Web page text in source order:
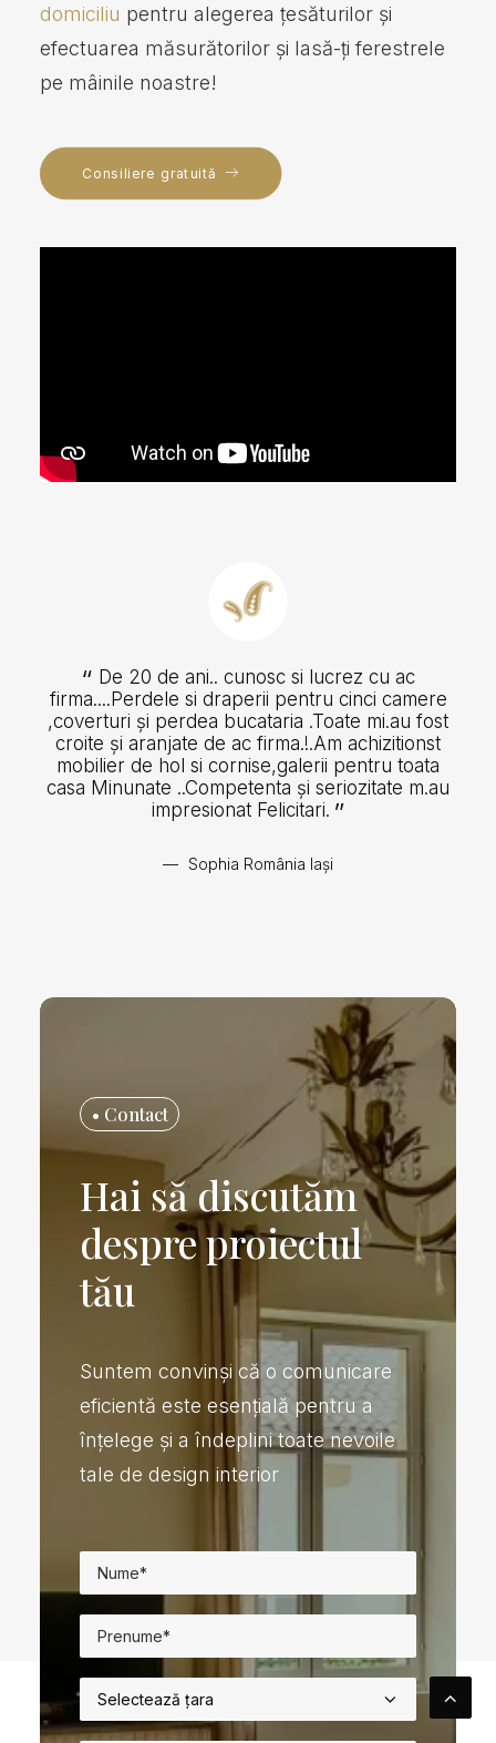
domiciliu pentru alegerea țesăturilor și
efectuarea măsurătorilor și lasă-ți ferestrele
pe mâinile noastre!
Consiliere gratuită
De 20 de ani.. cunosc si lucrez cu ac
firma....Perdele si draperii pentru cinci camere
,coverturi și perdea bucataria .Toate mi.au fost
croite și aranjate de ac firma.!.Am achizitionst
mobilier de hol si cornise,galerii pentru toata
casa Minunate ..Competenta și seriozitate m.au
impresionat Felicitari.
Sophia România Iași
• Contact
Hai să discutăm
despre proiectul
tău
Suntem convinși că o comunicare
eficientă este esențială pentru a
înțelege și a îndeplini toate nevoile
tale de design interior